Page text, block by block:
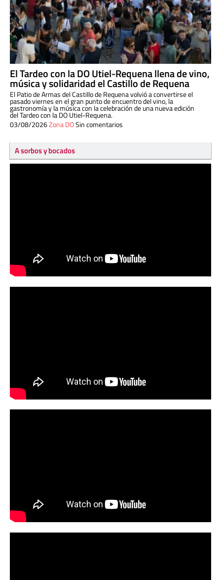
El Tardeo con la DO Utiel-Requena llena de vino,
música y solidaridad el Castillo de Requena
El Patio de Armas del Castillo de Requena volvió a convertirse el
pasado viernes en el gran punto de encuentro del vino, la
gastronomía y la música con la celebración de una nueva edición
del Tardeo con la DO Utiel-Requena.
03/08/2026Zona DOSin comentarios
A sorbos y bocados